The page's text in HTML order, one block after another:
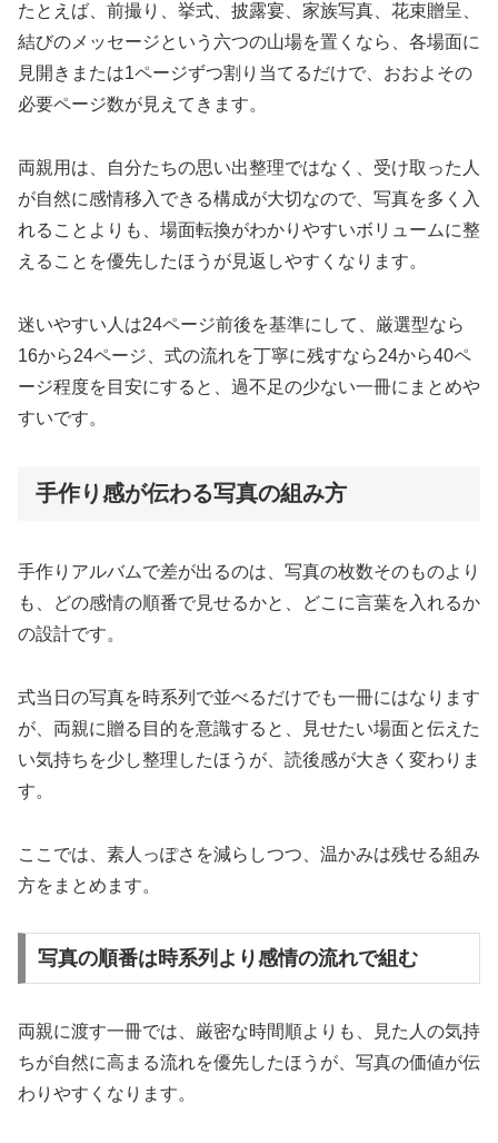
たとえば、前撮り、挙式、披露宴、家族写真、花束贈呈、
結びのメッセージという六つの山場を置くなら、各場面に
見開きまたは1ページずつ割り当てるだけで、おおよその
必要ページ数が見えてきます。
両親用は、自分たちの思い出整理ではなく、受け取った人
が自然に感情移入できる構成が大切なので、写真を多く入
れることよりも、場面転換がわかりやすいボリュームに整
えることを優先したほうが見返しやすくなります。
迷いやすい人は24ページ前後を基準にして、厳選型なら
16から24ページ、式の流れを丁寧に残すなら24から40ペ
ージ程度を目安にすると、過不足の少ない一冊にまとめや
すいです。
手作り感が伝わる写真の組み方
手作りアルバムで差が出るのは、写真の枚数そのものより
も、どの感情の順番で見せるかと、どこに言葉を入れるか
の設計です。
式当日の写真を時系列で並べるだけでも一冊にはなります
が、両親に贈る目的を意識すると、見せたい場面と伝えた
い気持ちを少し整理したほうが、読後感が大きく変わりま
す。
ここでは、素人っぽさを減らしつつ、温かみは残せる組み
方をまとめます。
写真の順番は時系列より感情の流れで組む
両親に渡す一冊では、厳密な時間順よりも、見た人の気持
ちが自然に高まる流れを優先したほうが、写真の価値が伝
わりやすくなります。